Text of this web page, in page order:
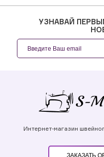
УЗНАВАЙ
Интернет-магазин
ЗАКАЗАТЬ